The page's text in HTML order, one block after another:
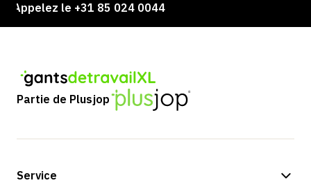
le +31 85 024 0044
Partie de Plusjop
Service